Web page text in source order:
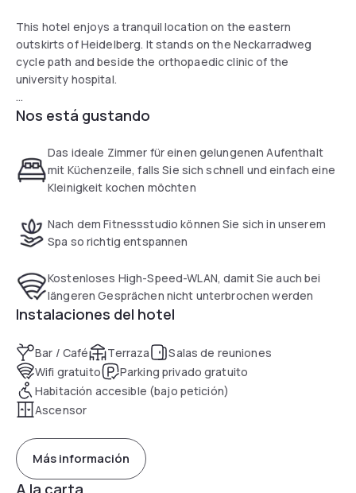
This hotel enjoys a tranquil location on the eastern
outskirts of Heidelberg. It stands on the Neckarradweg
cycle path and beside the orthopaedic clinic of the
university hospital.
The Hotel Neckartal Heidelberg offers comfortable rooms
internet access. All areas can be accessed by lift, and most
rooms nclude a balcony or terrace.
centre and sauna at a surcharge of 6€.
Heidelberg’s romantic Old Town and main railway station.
The Hockenheimring race track and the exhibition centres
of Sinsheim and Mannheim are also easily accessible.
Nos está gustando
Das ideale Zimmer für einen gelungenen Aufenthalt
mit Küchenzeile, falls Sie sich schnell und einfach eine
Kleinigkeit kochen möchten
Nach dem Fitnessstudio können Sie sich in unserem
Spa so richtig entspannen
Kostenloses High-Speed-WLAN, damit Sie auch bei
längeren Gesprächen nicht unterbrochen werden
Instalaciones del hotel
Bar / Café Terraza
Salas de reuniones
Wifi gratuito
Parking privado gratuito
Habitación accesible (bajo petición)
Ascensor
Más información
A la carta